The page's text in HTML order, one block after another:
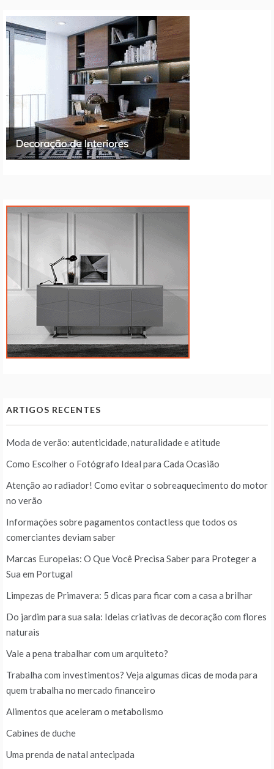
ARTIGOS RECENTES
Moda de verão: autenticidade, naturalidade e atitude
Como Escolher o Fotógrafo Ideal para Cada Ocasião
Atenção ao radiador! Como evitar o sobreaquecimento do motor
no verão
Informações sobre pagamentos contactless que todos os
comerciantes deviam saber
Marcas Europeias: O Que Você Precisa Saber para Proteger a
Sua em Portugal
Limpezas de Primavera: 5 dicas para ficar com a casa a brilhar
Do jardim para sua sala: Ideias criativas de decoração com flores
naturais
Vale a pena trabalhar com um arquiteto?
Trabalha com investimentos? Veja algumas dicas de moda para
quem trabalha no mercado financeiro
Alimentos que aceleram o metabolismo
Cabines de duche
Uma prenda de natal antecipada